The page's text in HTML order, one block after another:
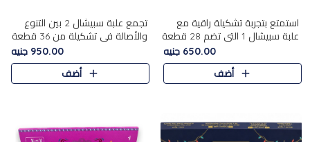
استمتع بتجربة تشكيلة راقية مع
علبة سبيشال 1 التي تضم 28 قطعة
من تشكيلة مختارة بعناية من أفخر
حلويات المولد المصرية الأصلية
الشرقية. تحتوي ال..
650.00 جنيه
أضف
تجمع علبة سبيشال 2 بين التنوع
والأصالة في تشكيلة من 36 قطعة
تضم أشهر حلويات المولد الشرقية.
تحتوي العلبة على الجزرية بالفول،
والجزرية بالبن..
950.00 جنيه
أضف